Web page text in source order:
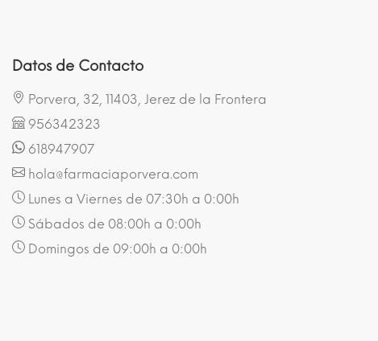
Datos de Contacto
Porvera, 32, 11403, Jerez de la Frontera
956342323
618947907
hola@farmaciaporvera.com
Lunes a Viernes de 07:30h a 0:00h
Sábados de 08:00h a 0:00h
Domingos de 09:00h a 0:00h